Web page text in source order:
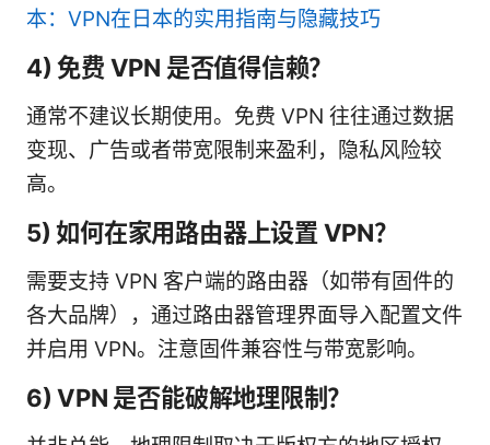
本：VPN在日本的实用指南与隐藏技巧
4) 免费 VPN 是否值得信赖？
通常不建议长期使用。免费 VPN 往往通过数据
变现、广告或者带宽限制来盈利，隐私风险较
高。
5) 如何在家用路由器上设置 VPN？
需要支持 VPN 客户端的路由器（如带有固件的
各大品牌），通过路由器管理界面导入配置文件
并启用 VPN。注意固件兼容性与带宽影响。
6) VPN 是否能破解地理限制？